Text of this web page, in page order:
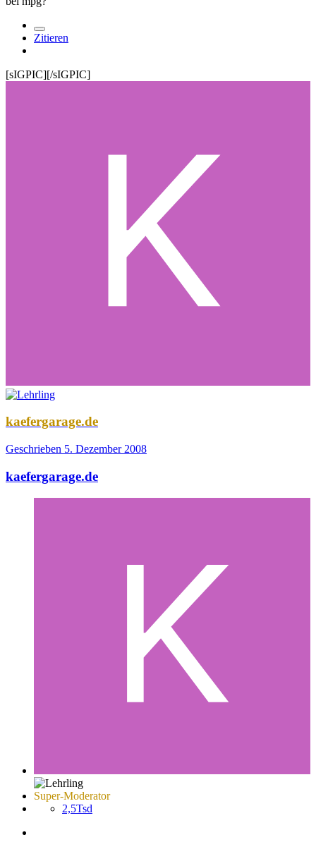
Zitieren
[sIGPIC][/sIGPIC]
kaefergarage.de
Geschrieben 5. Dezember 2008
kaefergarage.de
Super-Moderator
2,5Tsd